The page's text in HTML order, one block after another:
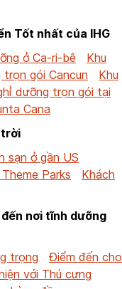
Tốt nhất của IHG
ở Ca-ri-bê
Khu
trọn gói Cancun
Khu
dưỡng trọn gói tại
Cana
trời
sạn ở gần US
Parks
Khách
đến nơi tĩnh dưỡng
trọng
Điểm đến cho
với Thú cưng